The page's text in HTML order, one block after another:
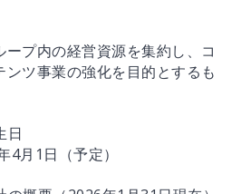
プ内の経営資源を集約し、コ
ンツ事業の強化を目的とするも
日
4月1日（予定）